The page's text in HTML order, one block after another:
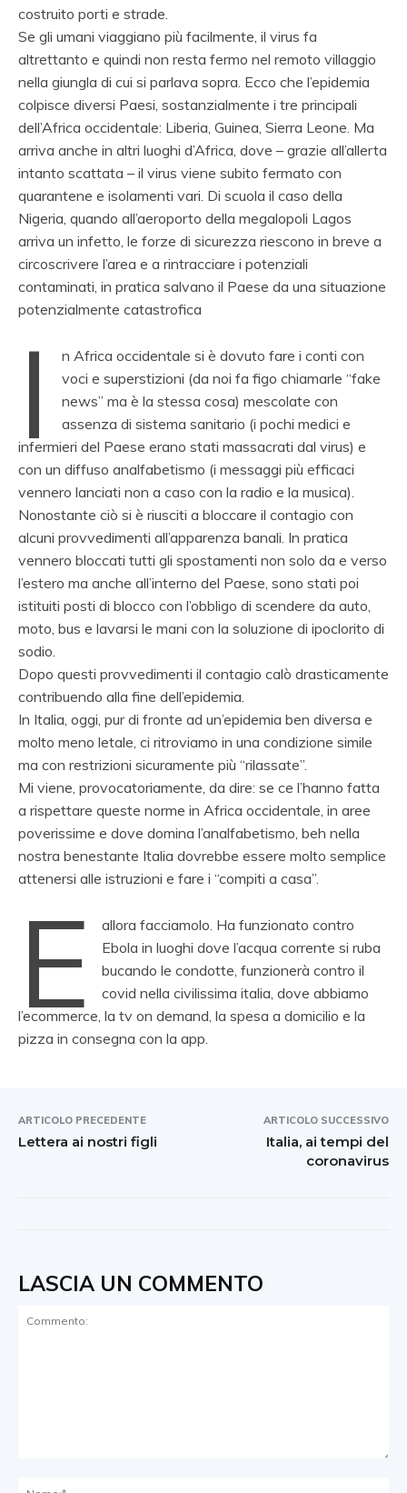
costruito porti e strade.
Se gli umani viaggiano più facilmente, il virus fa
altrettanto e quindi non resta fermo nel remoto villaggio
nella giungla di cui si parlava sopra. Ecco che l’epidemia
colpisce diversi Paesi, sostanzialmente i tre principali
dell’Africa occidentale: Liberia, Guinea, Sierra Leone. Ma
arriva anche in altri luoghi d’Africa, dove – grazie all’allerta
intanto scattata – il virus viene subito fermato con
quarantene e isolamenti vari. Di scuola il caso della
Nigeria, quando all’aeroporto della megalopoli Lagos
arriva un infetto, le forze di sicurezza riescono in breve a
circoscrivere l’area e a rintracciare i potenziali
contaminati, in pratica salvano il Paese da una situazione
potenzialmente catastrofica
I
n Africa occidentale si è dovuto fare i conti con
voci e superstizioni (da noi fa figo chiamarle “fake
news” ma è la stessa cosa) mescolate con
assenza di sistema sanitario (i pochi medici e
infermieri del Paese erano stati massacrati dal virus) e
con un diffuso analfabetismo (i messaggi più efficaci
vennero lanciati non a caso con la radio e la musica).
Nonostante ciò si è riusciti a bloccare il contagio con
alcuni provvedimenti all’apparenza banali. In pratica
vennero bloccati tutti gli spostamenti non solo da e verso
l’estero ma anche all’interno del Paese, sono stati poi
istituiti posti di blocco con l’obbligo di scendere da auto,
moto, bus e lavarsi le mani con la soluzione di ipoclorito di
sodio.
Dopo questi provvedimenti il contagio calò drasticamente
contribuendo alla fine dell’epidemia.
In Italia, oggi, pur di fronte ad un’epidemia ben diversa e
molto meno letale, ci ritroviamo in una condizione simile
ma con restrizioni sicuramente più “rilassate”.
Mi viene, provocatoriamente, da dire: se ce l’hanno fatta
a rispettare queste norme in Africa occidentale, in aree
poverissime e dove domina l’analfabetismo, beh nella
nostra benestante Italia dovrebbe essere molto semplice
attenersi alle istruzioni e fare i “compiti a casa”.
E
allora facciamolo. Ha funzionato contro
Ebola in luoghi dove l’acqua corrente si ruba
bucando le condotte, funzionerà contro il
covid nella civilissima italia, dove abbiamo
l’ecommerce, la tv on demand, la spesa a domicilio e la
pizza in consegna con la app.
ARTICOLO PRECEDENTE
Lettera ai nostri figli
ARTICOLO SUCCESSIVO
Italia, ai tempi del
coronavirus
LASCIA UN COMMENTO